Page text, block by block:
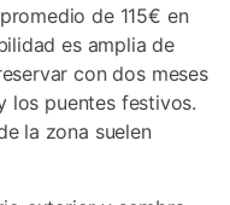
de 115€ en
es amplia de
con dos meses
los puentes festivos.
la zona suelen